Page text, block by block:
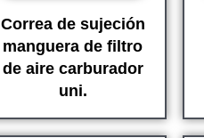
Correa de sujeción
manguera de filtro
de aire carburador
uni.